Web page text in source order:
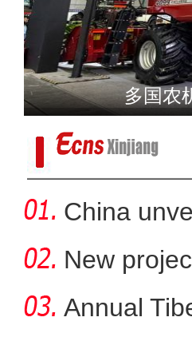
大美边疆看
多国农
China
f
New
Annual